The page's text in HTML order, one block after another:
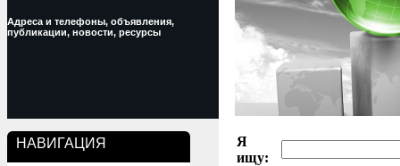
Адреса и телефоны, объявления,
публикации, новости, ресурсы
НАВИГАЦИЯ
Я
ищу: